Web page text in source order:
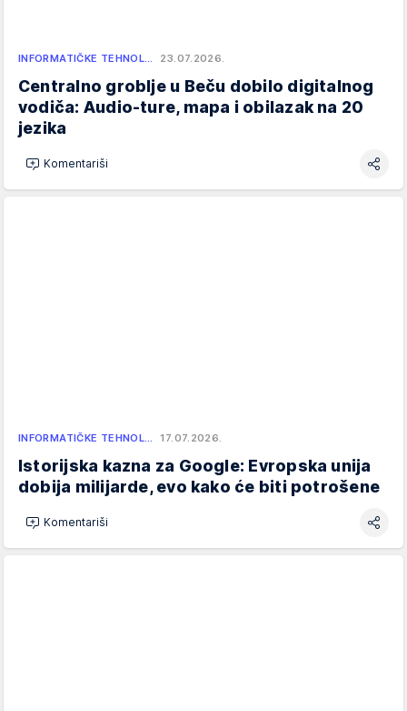
INFORMATIČKE TEHNOL… 23.07.2026.
Centralno groblje u Beču dobilo digitalnog
vodiča: Audio-ture, mapa i obilazak na 20
jezika
Komentariši
INFORMATIČKE TEHNOL… 17.07.2026.
Istorijska kazna za Google: Evropska unija
dobija milijarde, evo kako će biti potrošene
Komentariši